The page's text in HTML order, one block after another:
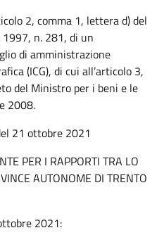
2, comma 1, lettera d) del
n. 281, di un
di amministrazione
(ICG), di cui all’articolo 3,
del Ministro per i beni e le
2008.
21 ottobre 2021
PER I RAPPORTI TRA LO
AUTONOME DI TRENTO
2021: